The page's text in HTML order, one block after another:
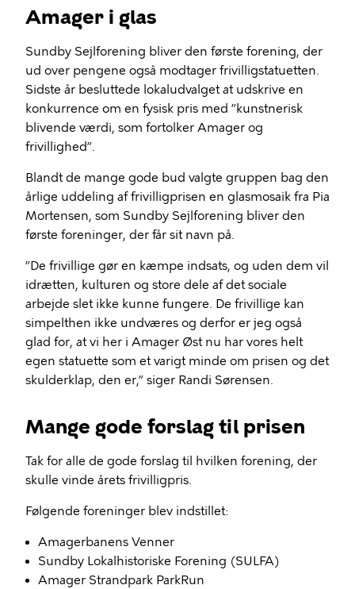
Amager i glas
Sundby Sejlforening bliver den første forening, der
ud over pengene også modtager frivilligstatuetten.
Sidste år besluttede lokaludvalget at udskrive en
konkurrence om en fysisk pris med ”kunstnerisk
blivende værdi, som fortolker Amager og
frivillighed”.
Blandt de mange gode bud valgte gruppen bag den
årlige uddeling af frivilligprisen en glasmosaik fra Pia
Mortensen, som Sundby Sejlforening bliver den
første foreninger, der får sit navn på.
”De frivillige gør en kæmpe indsats, og uden dem vil
idrætten, kulturen og store dele af det sociale
arbejde slet ikke kunne fungere. De frivillige kan
simpelthen ikke undværes og derfor er jeg også
glad for, at vi her i Amager Øst nu har vores helt
egen statuette som et varigt minde om prisen og det
skulderklap, den er,” siger Randi Sørensen.
Mange gode forslag til prisen
Tak for alle de gode forslag til hvilken forening, der
skulle vinde årets frivilligpris.
Følgende foreninger blev indstillet:
Amagerbanens Venner
Sundby Lokalhistoriske Forening (SULFA)
Amager Strandpark ParkRun